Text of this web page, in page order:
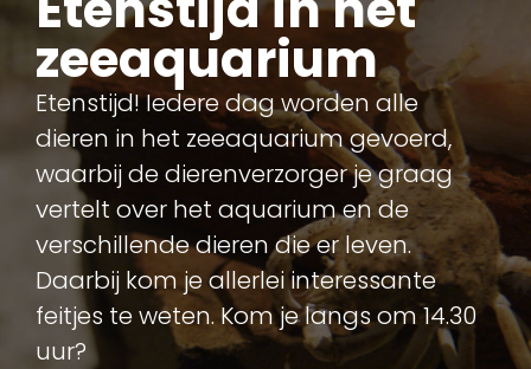
zeeaquarium
Etenstijd! Iedere dag worden alle
dieren in het zeeaquarium gevoerd,
waarbij de dierenverzorger je graag
vertelt over het aquarium en de
verschillende dieren die er leven.
Daarbij kom je allerlei interessante
feitjes te weten. Kom je langs om 14.30
uur?